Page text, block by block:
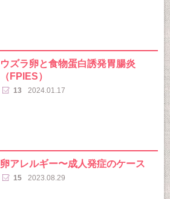
ウズラ卵と食物蛋白誘発胃腸炎
（FPIES）
13 2024.01.17
卵アレルギー〜成人発症のケース
15 2023.08.29